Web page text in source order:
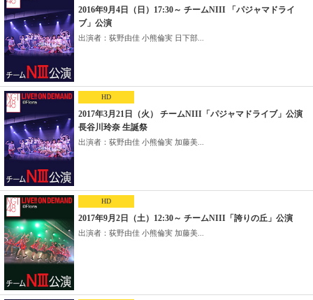
2016年9月4日（日）17:30～ チームNIII 「パジャマドライ
ブ」公演
出演者：荻野由佳 小熊倫実 日下部...
HD
2017年3月21日（火） チームNIII「パジャマドライブ」公演
長谷川玲奈 生誕祭
出演者：荻野由佳 小熊倫実 加藤美...
HD
2017年9月2日（土）12:30～ チームNIII「誇りの丘」公演
出演者：荻野由佳 小熊倫実 加藤美...